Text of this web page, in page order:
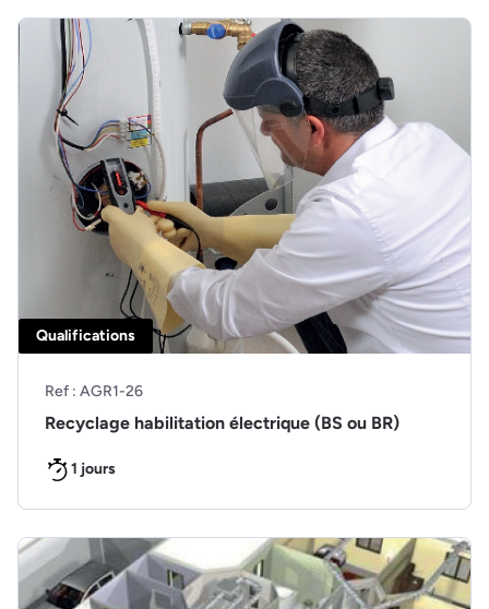
Ref : AGR1-26
Recyclage habilitation électrique (BS ou BR)
1 jours
Qualifications